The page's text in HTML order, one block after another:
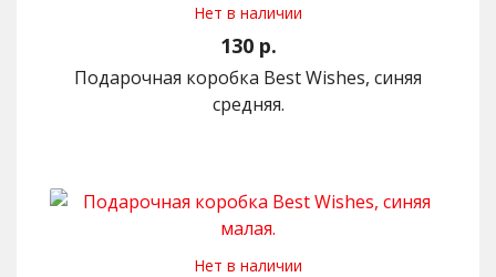
Нет в наличии
130 р.
Подарочная коробка Best Wishes, синяя
средняя.
Нет в наличии